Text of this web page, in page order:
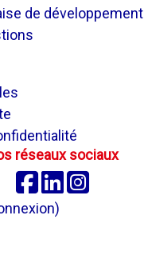
de développement
réseaux sociaux
Facebook
Linkedin
)